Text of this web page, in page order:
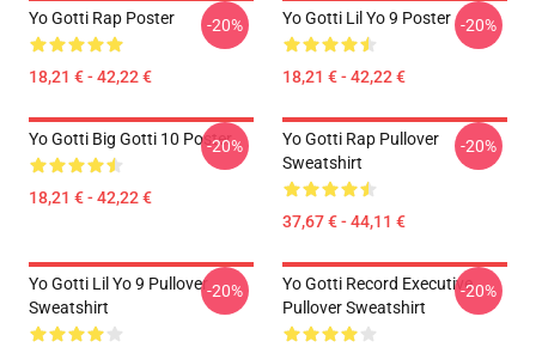
Yo Gotti Rap Poster
18,21 € - 42,22 €
-20% Yo Gotti Lil Yo 9 Poster
18,21 € - 42,22 €
-20%
Yo Gotti Big Gotti 10 Poster
18,21 € - 42,22 €
-20%
Yo Gotti Rap Pullover
Sweatshirt
37,67 € - 44,11 €
-20%
Yo Gotti Lil Yo 9 Pullover
Sweatshirt
-20%
Yo Gotti Record Executive
Pullover Sweatshirt
-20%